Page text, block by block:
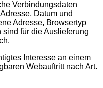
Verbindungsdaten
Datum und
Adresse, Browsertyp
für die Auslieferung
Interesse an einem
Webauftritt nach Art.